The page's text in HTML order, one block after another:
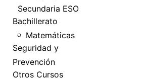
Secundaria ESO
Bachillerato
Matemáticas
Seguridad y
Prevención
Otros Cursos